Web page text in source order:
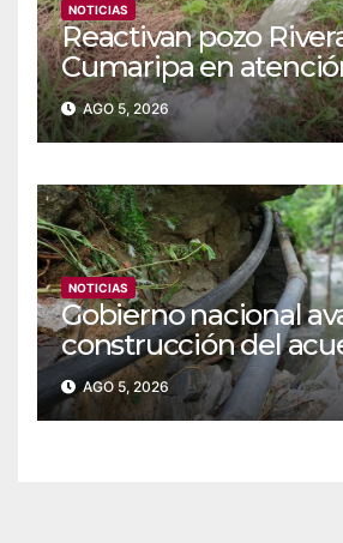
NOTICIAS
Reactivan pozo
Cumaripa en
familias de Yaracuy
AGO 5, 2026
NOTICIAS
‎Gobierno nacional
construcción del
Las Lajas en Yaracuy
AGO 5, 2026